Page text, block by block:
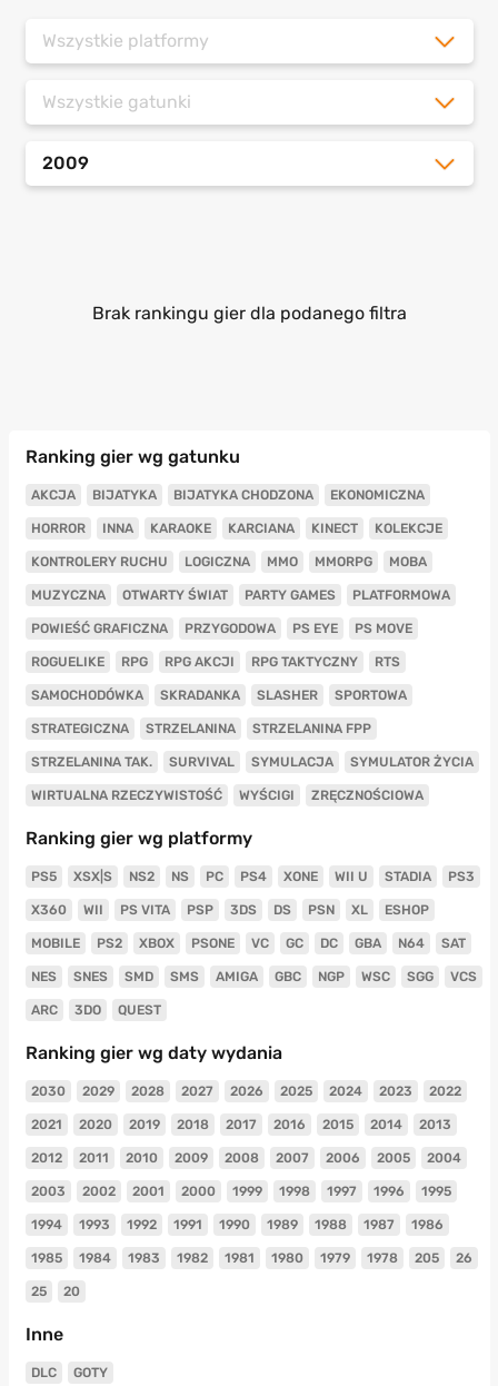
Wszystkie platformy
Wszystkie gatunki
2009
Brak rankingu gier dla podanego filtra
Ranking gier wg gatunku
AKCJA BIJATYKA BIJATYKA CHODZONA EKONOMICZNA
HORROR INNA KARAOKE KARCIANA KINECT KOLEKCJE
KONTROLERY RUCHU LOGICZNA MMO MMORPG MOBA
MUZYCZNA OTWARTY ŚWIAT PARTY GAMES PLATFORMOWA
POWIEŚĆ GRAFICZNA PRZYGODOWA PS EYE PS MOVE
ROGUELIKE RPG RPG AKCJI RPG TAKTYCZNY RTS
SAMOCHODÓWKA SKRADANKA SLASHER SPORTOWA
STRATEGICZNA STRZELANINA STRZELANINA FPP
STRZELANINA TAK. SURVIVAL SYMULACJA SYMULATOR ŻYCIA
WIRTUALNA RZECZYWISTOŚĆ WYŚCIGI ZRĘCZNOŚCIOWA
Ranking gier wg platformy
PS5 XSX|S NS2 NS PC PS4 XONE WII U STADIA PS3
X360 WII PS VITA PSP 3DS DS PSN XL ESHOP
MOBILE PS2 XBOX PSONE VC GC DC GBA N64 SAT
NES SNES SMD SMS AMIGA GBC NGP WSC SGG VCS
ARC 3DO QUEST
Ranking gier wg daty wydania
2030 2029 2028 2027 2026 2025 2024 2023 2022
2021 2020 2019 2018 2017 2016 2015 2014 2013
2012 2011 2010 2009 2008 2007 2006 2005 2004
2003 2002 2001 2000 1999 1998 1997 1996 1995
1994 1993 1992 1991 1990 1989 1988 1987 1986
1985 1984 1983 1982 1981 1980 1979 1978 205 26
25 20
Inne
DLC GOTY